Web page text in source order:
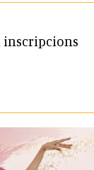
inscripcions